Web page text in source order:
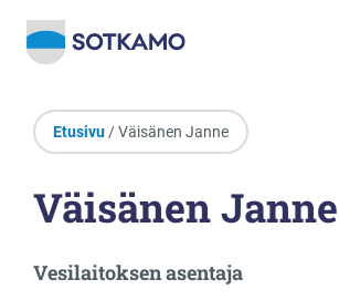
Etusivu / Väisänen Janne
Väisänen Janne
Vesilaitoksen asentaja